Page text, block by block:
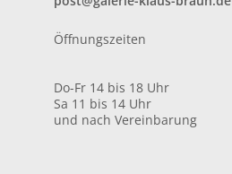
Öffnungszeiten
Do-Fr 14 bis 18 Uhr
Sa 11 bis 14 Uhr
und nach Vereinbarung